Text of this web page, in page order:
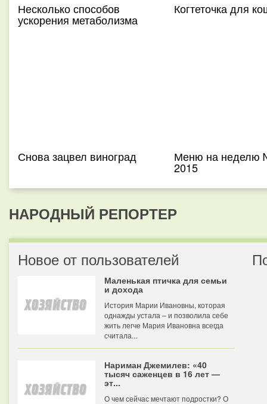
Несколько способов
ускорения метаболизма
Когтеточка для
Снова зацвел виноград Меню на неделю
2015
НАРОДНЫЙ РЕПОРТЕР
Новое от пользователей
Маленькая птичка для семьи
и дохода
История Марии Ивановны, которая
однажды устала – и позволила себе
жить легче Мария Ивановна всегда
считала...
Нариман Джемилев: «40
тысяч саженцев в 16 лет —
эт...
О чем сейчас мечтают подростки? О